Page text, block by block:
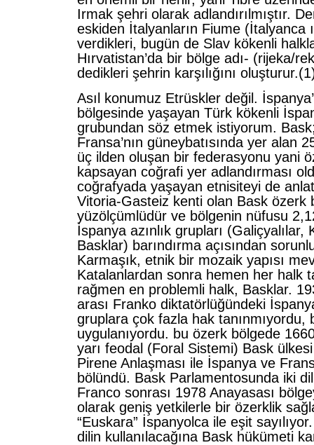
Irmak şehri olarak adlandırılmıştır.
eskiden İtalyanların Fiume (İtalyanca
verdikleri, bugün de Slav kökenli
Hırvatistan’da bir bölge adı- (rijeka/
dedikleri şehrin karşılığını
Asıl konumuz Etrüskler değil.
bölgesinde yaşayan Türk kökenli
grubundan söz etmek istiyorum.
Fransa’nın güneybatısında yer alan
üç ilden oluşan bir federasyonu yani
kapsayan coğrafi yer adlandırması
coğrafyada yaşayan etnisiteyi de
Vitoria-Gasteiz kenti olan Bask özerk
yüzölçümlüdür ve bölgenin nüfusu
İspanya azınlık grupları (Galiçyalılar,
Basklar) barındırma açısından
Karmaşık, etnik bir mozaik yapısı
Katalanlardan sonra hemen her halk
rağmen en problemli halk, Basklar.
arası Franko diktatörlüğündeki
gruplara çok fazla hak tanınmıyordu,
uygulanıyordu. bu özerk bölgede
yarı feodal (Foral Sistemi) Bask ülkesi
Pirene Anlaşması ile İspanya ve
bölündü. Bask Parlamentosunda iki dil
Franco sonrası 1978 Anayasası
olarak geniş yetkilerle bir özerklik
“Euskara” İspanyolca ile eşit
dilin kullanılacağına Bask hükümeti